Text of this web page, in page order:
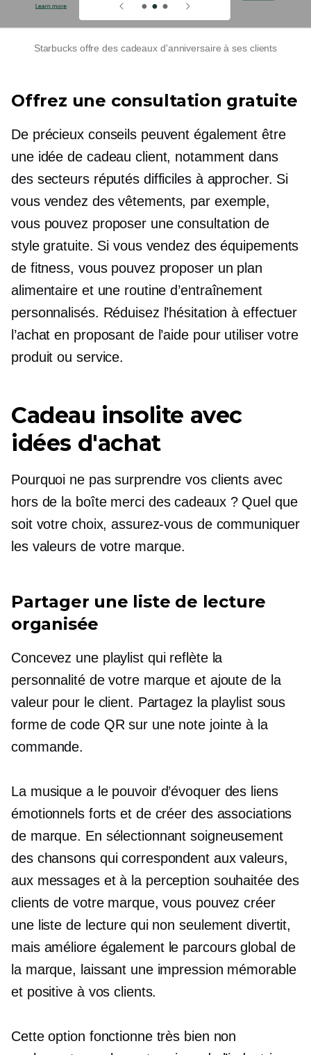
Starbucks offre des cadeaux d'anniversaire à ses clients
Offrez une consultation gratuite
De précieux conseils peuvent également être
une idée de cadeau client, notamment dans
des secteurs réputés difficiles à approcher. Si
vous vendez des vêtements, par exemple,
vous pouvez proposer une consultation de
style gratuite. Si vous vendez des équipements
de fitness, vous pouvez proposer un plan
alimentaire et une routine d’entraînement
personnalisés. Réduisez l’hésitation à effectuer
l’achat en proposant de l’aide pour utiliser votre
produit ou service.
Cadeau insolite avec
idées d'achat
Pourquoi ne pas surprendre vos clients avec
hors de la boîte mercides cadeaux ? Quel que
soit votre choix, assurez-vous de communiquer
les valeurs de votre marque.
Partager une liste de lecture
organisée
Concevez une playlist qui reflète la
personnalité de votre marque et ajoute de la
valeur pour le client. Partagez la playlist sous
forme de code QR sur une note jointe à la
commande.
La musique a le pouvoir d’évoquer des liens
émotionnels forts et de créer des associations
de marque. En sélectionnant soigneusement
des chansons qui correspondent aux valeurs,
aux messages et à la perception souhaitée des
clients de votre marque, vous pouvez créer
une liste de lecture qui non seulement divertit,
mais améliore également le parcours global de
la marque, laissant une impression mémorable
et positive à vos clients.
Cette option fonctionne très bien non